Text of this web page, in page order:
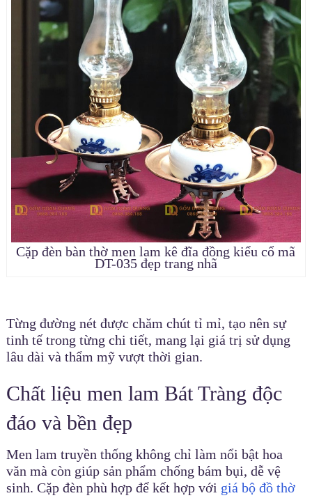
Cặp đèn bàn thờ men lam kê đĩa đồng kiểu cổ mã
DT-035 đẹp trang nhã
Từng đường nét được chăm chút tỉ mỉ, tạo nên sự
tinh tế trong từng chi tiết, mang lại giá trị sử dụng
lâu dài và thẩm mỹ vượt thời gian.
Chất liệu men lam Bát Tràng độc
đáo và bền đẹp
Men lam truyền thống không chỉ làm nổi bật hoa
văn mà còn giúp sản phẩm chống bám bụi, dễ vệ
sinh. Cặp đèn phù hợp để kết hợp với giá bộ đồ thờ